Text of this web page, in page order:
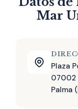
Mar
Plaza
07002
Palma